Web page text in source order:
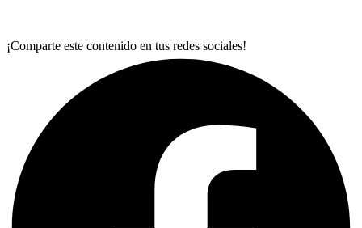
¡Comparte este contenido en tus redes sociales!